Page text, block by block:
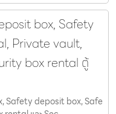
box, Safety
Private vault,
box rental ตู้
Safety deposit box, Safe